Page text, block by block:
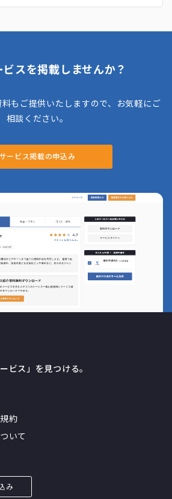
よるコスト削減も可能で、安定
す。 北海道・関東・東海・関
流拠点を活用した分散出荷によ
ション対応を標準サービスとし
、最短14日での導入が可能な
スを掲載しませんか？
もご提供いたしますので、お気軽にご
相談ください。
サービス掲載の申込み
ビス」を見つける。
約
いて
み